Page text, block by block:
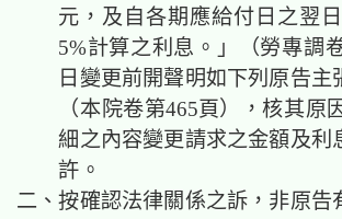
元，及自各期應給付日之翌
5%計算之利息。」（勞專調
日變更前開聲明如下列原告
（本院卷第465頁），核其
細之內容變更請求之金額及
許。
二、按確認法律關係之訴，非原